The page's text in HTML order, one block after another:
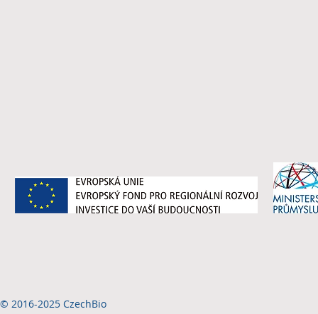
© 2016-2025 CzechBio